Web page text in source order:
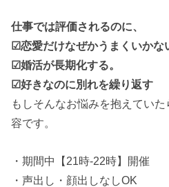
仕事では評価されるのに、
☑恋愛だけなぜかうまくいかな
☑婚活が長期化する。
☑好きなのに別れを繰り返す
もしそんなお悩みを抱えてい
容です。
・期間中【21時-22時】開催
・声出し・顔出しなしOK